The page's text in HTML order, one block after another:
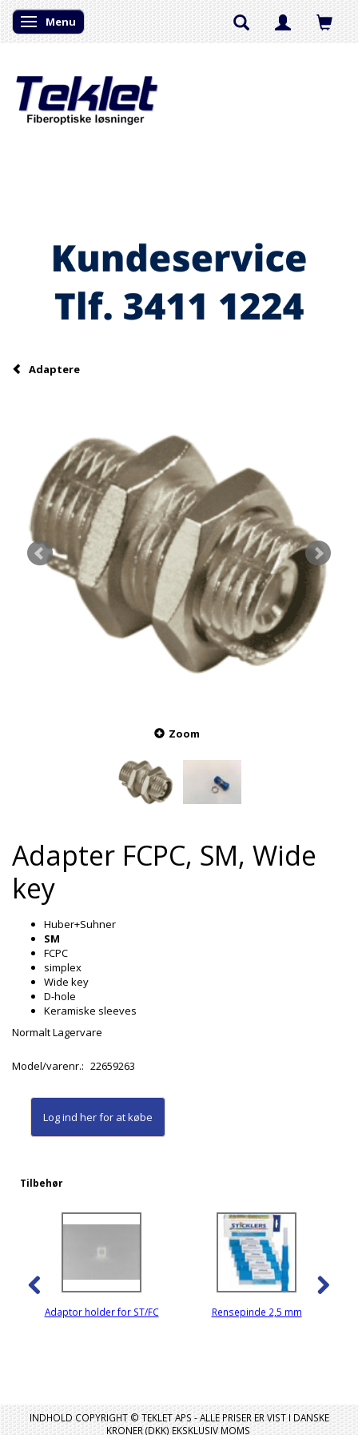
Skifte navigation
Menu
Adaptere
Zoom
Adapter FCPC, SM, Wide
key
Huber+Suhner
SM
FCPC
simplex
Wide key
D-hole
Keramiske sleeves
Normalt Lagervare
Model/varenr.: 22659263
Log ind herfor at købe
Tilbehør
Adaptor holder for ST/FC Rensepinde 2,5 mm
INDHOLD COPYRIGHT © TEKLET APS - ALLE PRISER ER VIST I DANSKE
KRONER (DKK) EKSKLUSIV MOMS